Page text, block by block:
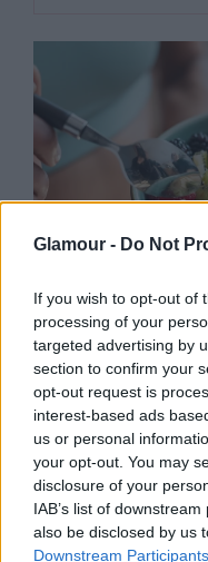
Glamour - Do Not
If you wish to opt-out of
processing of your
targeted advertising by
section to confirm your
opt-out request is
interest-based ads
us or personal
your opt-out. You may
disclosure of your
IAB’s list of
also be disclosed by us
Downstream Participants
ÉLETMÓD
10 étel, ami a
fehérjét
belőle eleget